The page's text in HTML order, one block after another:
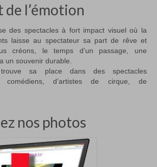
de l’émotion
des spectacles à fort impact visuel où la
laisse au spectateur sa part de rêve et
créons, le temps d’un passage, une
un souvenir durable.
sa place dans des spectacles
comédiens, d’artistes de cirque, de
nos photos